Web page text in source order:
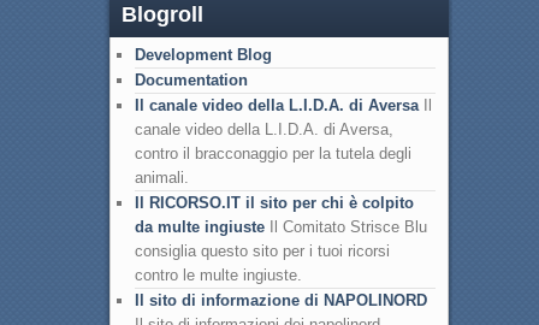
Blogroll
Development Blog
Documentation
Il canale video della L.I.D.A. di AversaIl
canale video della L.I.D.A. di Aversa,
contro il bracconaggio per la tutela degli
animali.
Il RICORSO.IT il sito per chi è colpito
da multe ingiusteIl Comitato Strisce Blu
consiglia questo sito per i tuoi ricorsi
contro le multe ingiuste.
Il sito di informazione di NAPOLINORD